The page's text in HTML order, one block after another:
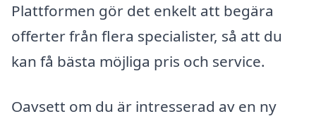
Plattformen gör det enkelt att begära
offerter från flera specialister, så att du
kan få bästa möjliga pris och service.
Oavsett om du är intresserad av en ny